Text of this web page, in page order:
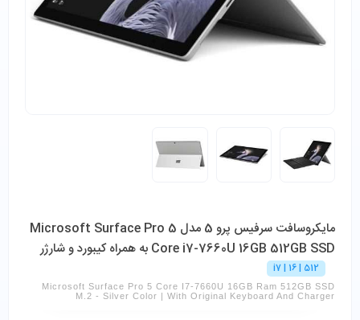
مایکروسافت سرفیس پرو 5 مدل Microsoft Surface Pro 5
Core i7-7660U 16GB 512GB SSD به همراه کیبورد و شارژر
i7 | 16 | 512
Microsoft Surface Pro 5 Core I7-7660U 16GB Ram 512GB SSD
M.2 - Silver Color | With Original Keyboard And Charger